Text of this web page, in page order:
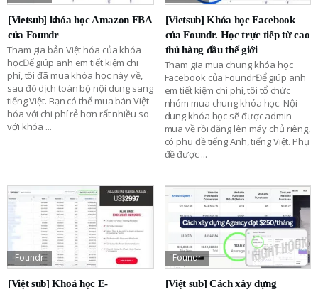
[Vietsub] khóa học Amazon FBA
của Foundr
Tham gia bản Việt hóa của khóa
họcĐể giúp anh em tiết kiệm chi
phí, tôi đã mua khóa học này về,
sau đó dịch toàn bộ nội dung sang
tiếng Việt. Bạn có thể mua bản Việt
hóa với chi phí rẻ hơn rất nhiều so
với khóa ...
[Vietsub] Khóa học Facebook
của Foundr. Học trực tiếp từ cao
thủ hàng đầu thế giới
Tham gia mua chung khóa học
Facebook của FoundrĐể giúp anh
em tiết kiệm chi phí, tôi tổ chức
nhóm mua chung khóa học. Nội
dung khóa học sẽ được admin
mua về rồi đăng lên máy chủ riêng,
có phụ đề tiếng Anh, tiếng Việt. Phụ
đề được ...
Foundr
[Việt sub] Khoá học E-
Foundr
[Việt sub] Cách xây dựng